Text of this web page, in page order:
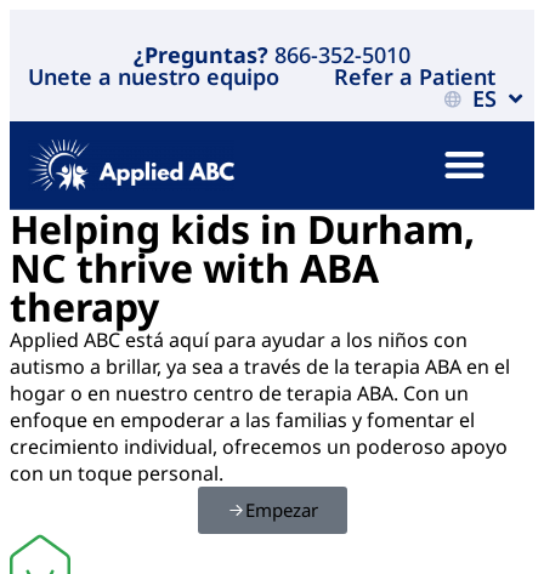
¿Preguntas? 866-352-5010
Unete a nuestro equipo Refer a Patient
ES
Helping kids in Durham,
NC thrive with ABA
therapy
Applied ABC está aquí para ayudar a los niños con
autismo a brillar, ya sea a través de la terapia ABA en el
hogar o en nuestro centro de terapia ABA. Con un
enfoque en empoderar a las familias y fomentar el
crecimiento individual, ofrecemos un poderoso apoyo
con un toque personal.
Empezar